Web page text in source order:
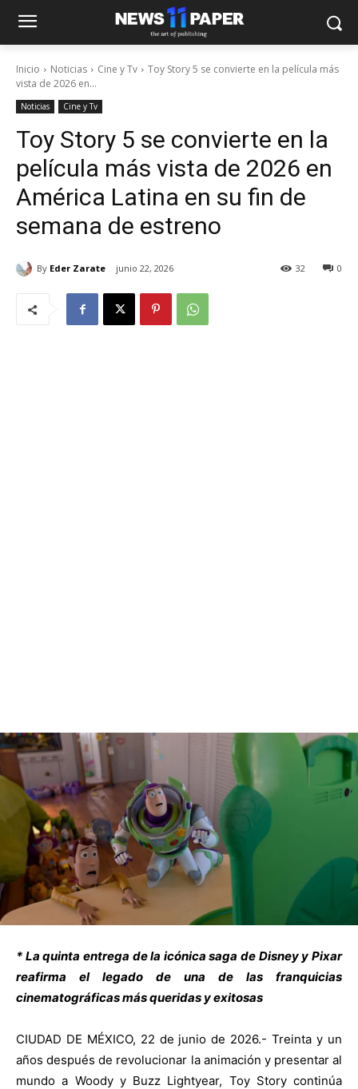
Inicio Noticias Cine y Tv
Toy Story 5 se convierte en la película más
vista de 2026 en...
Noticias Cine y Tv
Toy Story 5 se convierte en la
película más vista de 2026 en
América Latina en su fin de
semana de estreno
By Eder Zarate junio 22, 2026 0
32
* La quinta entrega de la icónica saga de Disney y Pixar
reafirma el legado de una de las franquicias
cinematográficas más queridas y exitosas
CIUDAD DE MÉXICO, 22 de junio de 2026.- Treinta y un
años después de revolucionar la animación y presentar al
mundo a Woody y Buzz Lightyear, Toy Story continúa